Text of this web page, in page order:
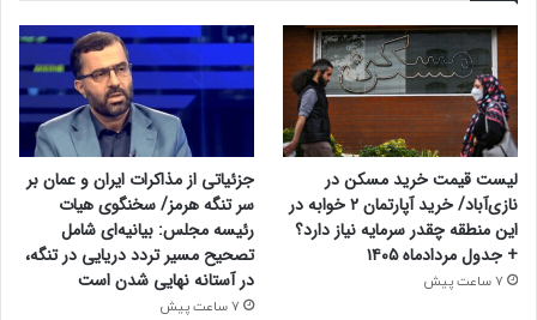
لیست قیمت خرید مسکن در
نازی‌آباد/ خرید آپارتمان ۲ خوابه در
این منطقه چقدر سرمایه نیاز دارد؟
+ جدول مردادماه ۱۴۰۵
7 ساعت پیش
جزئیاتی از مذاکرات ایران و عمان بر
سر تنگه هرمز/ سخنگوی هیات
رئیسه مجلس: بیانیه‌ای شامل
تصحیح مسیر تردد دریایی در تنگه،
در آستانه نهایی شدن است
7 ساعت پیش